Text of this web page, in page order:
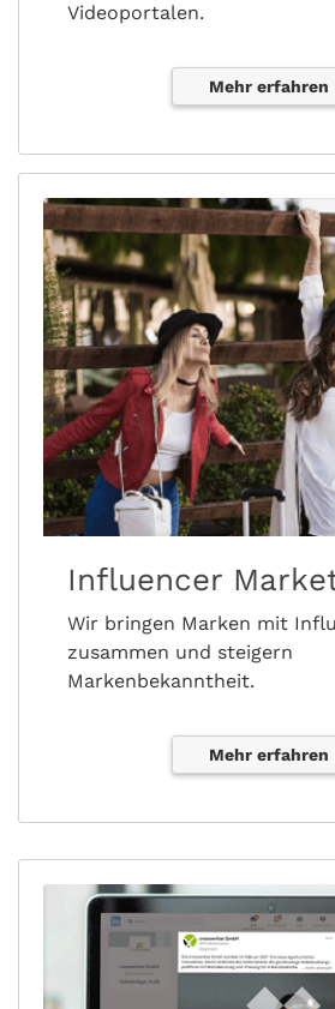
Videoportalen.
Mehr erfahren
Influencer
Wir bringen Marken mit
zusammen und steigern
Markenbekanntheit.
Mehr erfahren